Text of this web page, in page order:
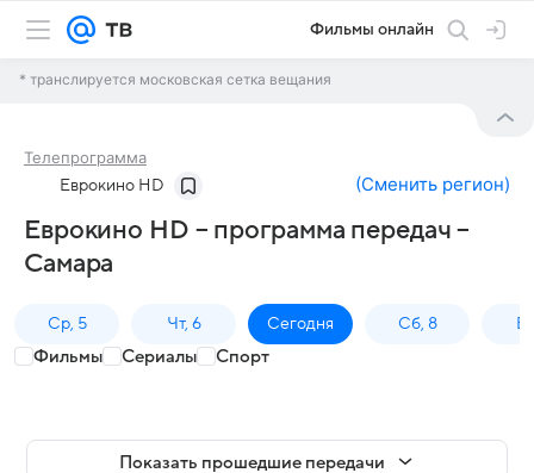
Фильмы онлайн
* транслируется московская сетка вещания
Телепрограмма
Еврокино HD (Сменить регион)
Еврокино HD – программа передач –
Самара
Ср, 5 Чт, 6 Сегодня Сб, 8
Фильмы Сериалы Спорт
Показать прошедшие передачи